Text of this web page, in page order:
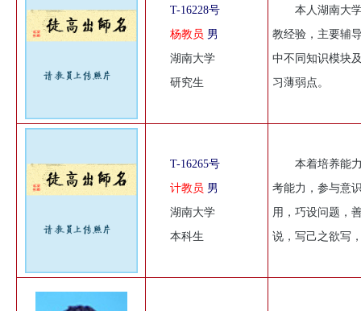
T-16228号
杨教员 男
湖南大学
研究生
本人湖南大
教经验，主要辅
中不同知识模块
习薄弱点。
T-16265号
计教员 男
湖南大学
本科生
本着培养能
考能力，参与意
用，巧设问题，
说，写己之欲写